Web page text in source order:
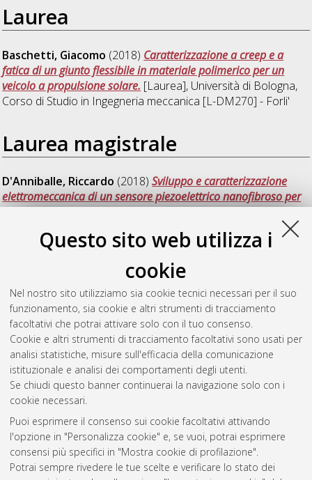
Questo sito web utilizza i
cookie
Nel nostro sito utilizziamo sia cookie tecnici necessari per il suo
funzionamento, sia cookie e altri strumenti di tracciamento
facoltativi che potrai attivare solo con il tuo consenso.
Cookie e altri strumenti di tracciamento facoltativi sono usati per
analisi statistiche, misure sull'efficacia della comunicazione
istituzionale e analisi dei comportamenti degli utenti.
Se chiudi questo banner continuerai la navigazione solo con i
cookie necessari.
Puoi esprimere il consenso sui cookie facoltativi attivando
l'opzione in "Personalizza cookie" e, se vuoi, potrai esprimere
consensi più specifici in "Mostra cookie di profilazione".
Potrai sempre rivedere le tue scelte e verificare lo stato dei
Laurea
Baschetti, Giacomo (2018) Caratterizzazione a creep e a
fatica di un giunto flessibile in materiale polimerico per un
veicolo a propulsione solare. [Laurea], Università di Bologna,
Corso di Studio in Ingegneria meccanica [L-DM270] - Forli'
Laurea magistrale
D'Anniballe, Riccardo (2018)Sviluppo e caratterizzazione
elettromeccanica di un sensore piezoelettrico nanofibroso per
applicazioni in laminati compositi.[Laurea magistrale],
Ingegneria energetica
[LM-DM270] , Documento full-text non disponibile
(2018)Sviluppo e validazione sperimentale
termico di macchine utensili CNC.[Laurea magistrale],
Università di Bologna, Corso di Studio in Ingegneria meccanica
[LM-DM270] - Forli', Documento full-text non disponibile
Questa lista e' stata generata ilSun Aug 9 00:31:29 2026
CEST
Atom
Rss 1.0
Rss 2.0